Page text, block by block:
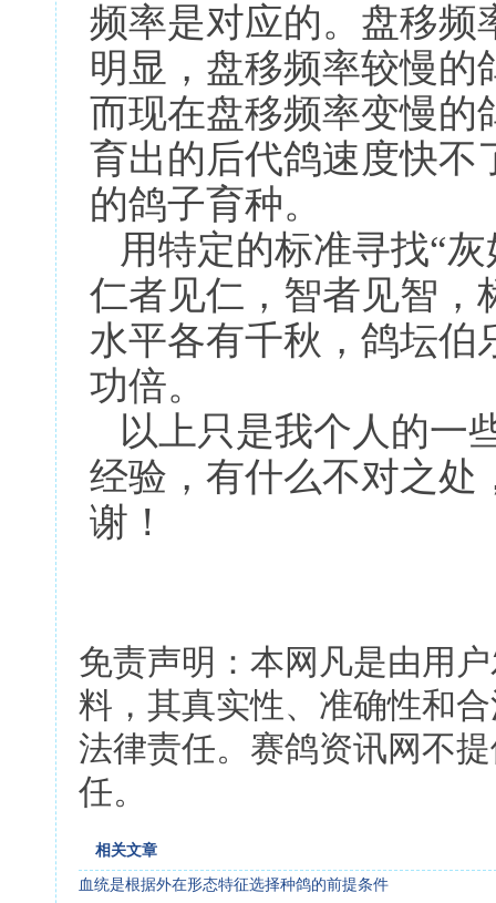
频率是对应的。盘移频
明显，盘移频率较慢的
而现在盘移频率变慢的
育出的后代鸽速度快不
的鸽子育种。
用特定的标准寻找“
仁者见仁，智者见智，
水平各有千秋，鸽坛伯
功倍。
以上只是我个人的一
经验，有什么不对之处
谢！
免责声明：本网凡是由用
料，其真实性、准确性和
法律责任。赛鸽资讯网不
任。
相关文章
血统是根据外在形态特征选择种鸽的前提条件